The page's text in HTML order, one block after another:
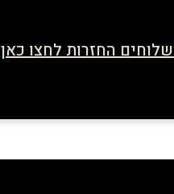
החזרות לחצו כאן